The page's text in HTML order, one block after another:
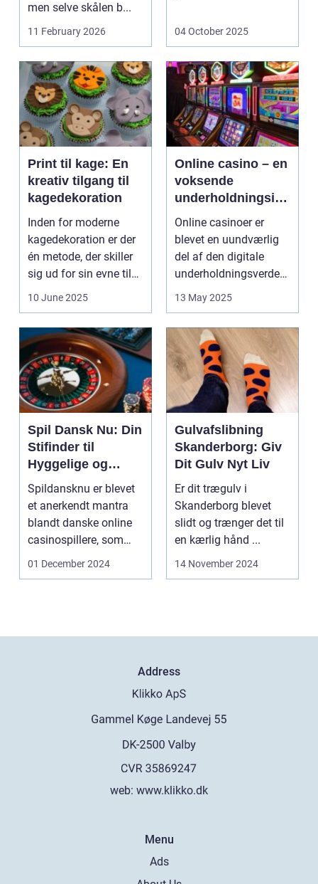
men selve skålen b...
11 February 2026
udnytt...
04 October 2025
Print til kage: En
kreativ tilgang til
kagedekoration
Inden for moderne
kagedekoration er der
én metode, der skiller
sig ud for sin evne til
at bri...
10 June 2025
Online casino – en
voksende
underholdningsind
ustri
Online casinoer er
blevet en uundværlig
del af den digitale
underholdningsverden.
Med den stad...
13 May 2025
Spil Dansk Nu: Din
Stifinder til
Hyggelige og
Underholdende
Online Casinoer
Spildansknu er blevet
et anerkendt mantra
blandt danske online
casinospillere, som
søger unde...
01 December 2024
Gulvafslibning
Skanderborg: Giv
Dit Gulv Nyt Liv
Er dit trægulv i
Skanderborg blevet
slidt og trænger det til
en kærlig hånd ...
14 November 2024
Address
web: www.klikko.dk
Menu
Ads